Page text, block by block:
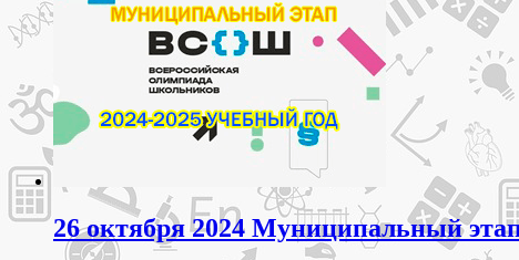
26 октября 2024 Муниципальный